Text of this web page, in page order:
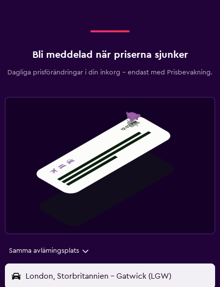
Bli meddelad när priserna sjunker
Dagliga prisförändringar i din inkorg – endast med Prisbevakning.
Samma avlämingsplats
London, Storbritannien - Gatwick (LGW)